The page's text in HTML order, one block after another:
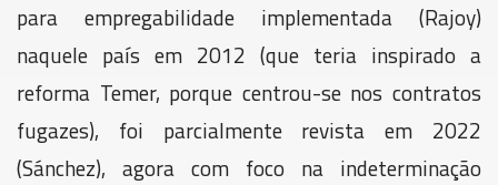
para empregabilidade implementada (Rajoy)
naquele país em 2012 (que teria inspirado a
reforma Temer, porque centrou-se nos contratos
fugazes), foi parcialmente revista em 2022
(Sánchez), agora com foco na indeterminação